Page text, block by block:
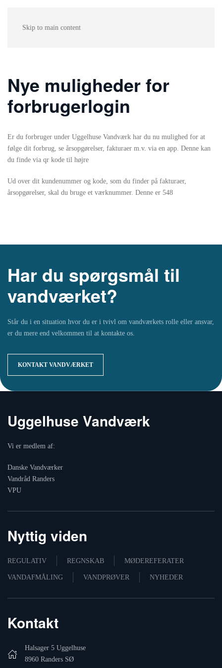
Skip to main content
Nye muligheder for
forbrugerlogin
Er du forbruger under Uggelhuse Vandværk har du nu mulighed for at
følge dit forbrug, se årsopgørelser, fakturaer m.v. via en app. Denne kan
du finde via qr kode til højre
Ud over dit kundenummer og kode, som du finder på fakturaer,
årsopgørelser, skal du bruge et værknummer. Denne er 548
Har du spørgsmål til
vandværket?
Står du i en situation hvor du er i tvivl om vandværkets rolle eller ansvar,
er du mere end velkommen til at kontakte os.
KONTAKT VANDVÆRKET
Uggelhuse Vandværk
Vi er medlem af:
Danske Vandværker
Vandråd Randers
VPU
Nyttig viden
REGULATIV REGNSKAB MØDEREFERATER
VANDAFMÅLING VANDPRØVER NYHEDER
Kontakt
Halsager 5 Uggelhuse
8960 Randers SØ